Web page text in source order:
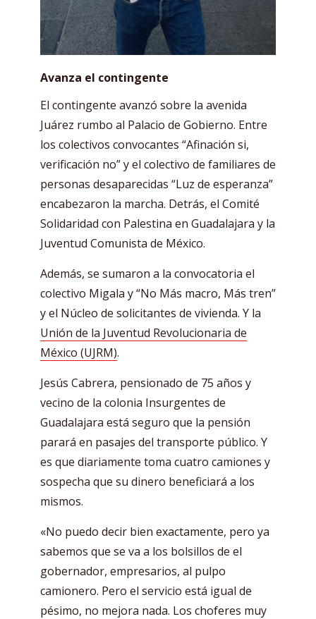
Avanza el contingente
El contingente avanzó sobre la avenida
Juárez rumbo al Palacio de Gobierno. Entre
los colectivos convocantes “Afinación si,
verificación no” y el colectivo de familiares de
personas desaparecidas “Luz de esperanza”
encabezaron la marcha. Detrás, el Comité
Solidaridad con Palestina en Guadalajara y la
Juventud Comunista de México.
Además, se sumaron a la convocatoria el
colectivo Migala y “No Más macro, Más tren”
y el Núcleo de solicitantes de vivienda. Y la
Unión de la Juventud Revolucionaria de
México (UJRM).
Jesús Cabrera, pensionado de 75 años y
vecino de la colonia Insurgentes de
Guadalajara está seguro que la pensión
parará en pasajes del transporte público. Y
es que diariamente toma cuatro camiones y
sospecha que su dinero beneficiará a los
mismos.
«No puedo decir bien exactamente, pero ya
sabemos que se va a los bolsillos de el
gobernador, empresarios, al pulpo
camionero. Pero el servicio está igual de
pésimo, no mejora nada. Los choferes muy